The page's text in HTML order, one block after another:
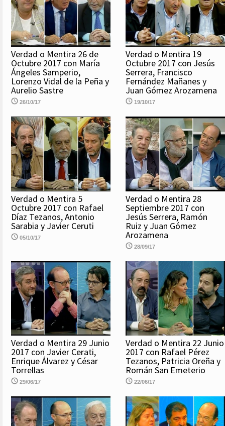
Verdad o Mentira 26 de
Octubre 2017 con María
Ángeles Samperio,
Lorenzo Vidal de la Peña y
Aurelio Sastre
26/10/17
Verdad o Mentira 19
Octubre 2017 con Jesús
Serrera, Francisco
Fernández Mañanes y
Juan Gómez Arozamena
19/10/17
Verdad o Mentira 5
Octubre 2017 con Rafael
Díaz Tezanos, Antonio
Sarabia y Javier Ceruti
05/10/17
Verdad o Mentira 28
Septiembre 2017 con
Jesús Serrera, Ramón
Ruiz y Juan Gómez
Arozamena
28/09/17
Verdad o Mentira 29 Junio
2017 con Javier Cerati,
Enrique Álvarez y César
Torrellas
29/06/17
Verdad o Mentira 22 Junio
2017 con Rafael Pérez
Tezanos, Patricia Oreña y
Román San Emeterio
22/06/17